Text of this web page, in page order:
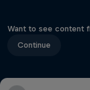
Want to see content
Continue